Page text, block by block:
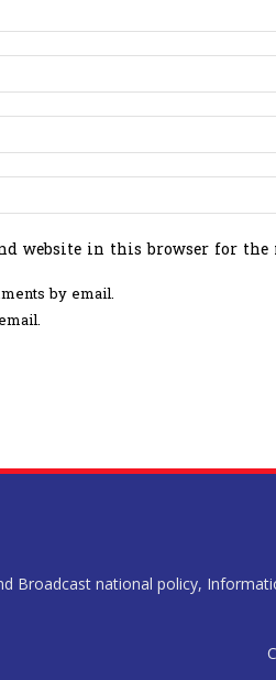
website in this browser for
by email.
Broadcast national policy,